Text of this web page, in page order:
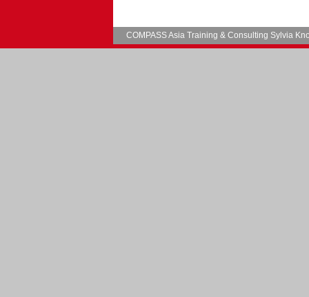
COMPASS Asia Training & Consulting Sylvia